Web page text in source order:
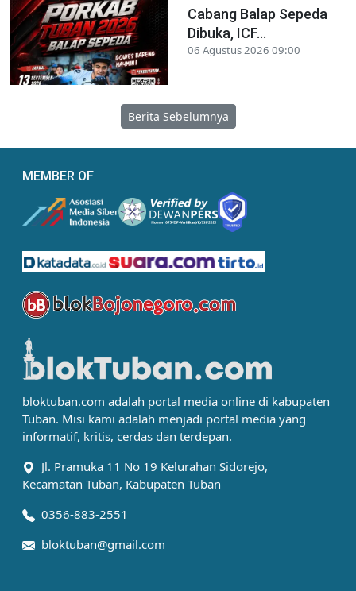
Cabang Balap Sepeda
Dibuka, ICF...
06 Agustus 2026 09:00
Berita Sebelumnya
MEMBER OF
bloktuban.com adalah portal media online di kabupaten
Tuban. Misi kami adalah menjadi portal media yang
informatif, kritis, cerdas dan terdepan.
Jl. Pramuka 11 No 19 Kelurahan Sidorejo,
Kecamatan Tuban, Kabupaten Tuban
0356-883-2551
bloktuban@gmail.com